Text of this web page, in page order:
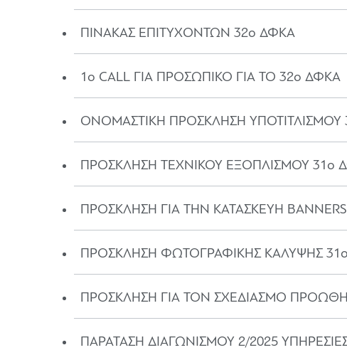
ΠΙΝΑΚΑΣ ΕΠΙΤΥΧΟΝΤΩΝ 32ο ΔΦΚΑ
1o CALL ΓΙΑ ΠΡΟΣΩΠΙΚΟ ΓΙΑ ΤΟ 32ο ΔΦΚΑ
ΟΝΟΜΑΣΤΙΚΗ ΠΡΟΣΚΛΗΣΗ ΥΠΟΤΙΤΛΙΣΜΟΥ
ΠΡΟΣΚΛΗΣΗ ΤΕΧΝΙΚΟΥ ΕΞΟΠΛΙΣΜΟΥ 31ο
ΠΡΟΣΚΛΗΣΗ ΓΙΑ ΤΗΝ ΚΑΤΑΣΚΕΥΗ
ΠΡΟΣΚΛΗΣΗ ΦΩΤΟΓΡΑΦΙΚΗΣ ΚΑΛΥΨΗΣ
ΠΡΟΣΚΛΗΣΗ ΓΙΑ ΤΟΝ ΣΧΕΔΙΑΣΜΟ
ΠΑΡΑΤΑΣΗ ΔΙΑΓΩΝΙΣΜΟΥ 2/2025